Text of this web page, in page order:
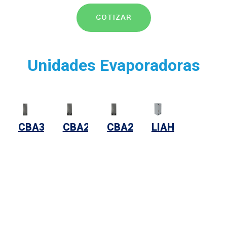
COTIZAR
Unidades Evaporadoras
CBA38MVCBA25UHCBA25UHVLIAH